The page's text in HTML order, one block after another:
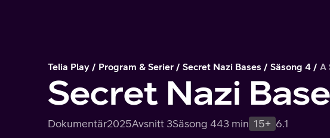
Telia Play Program & Serier Secret Nazi Bases Säsong 4 A
Secret Nazi
Dokumentär2025Avsnitt 3Säsong 443 min 15+ 6.1